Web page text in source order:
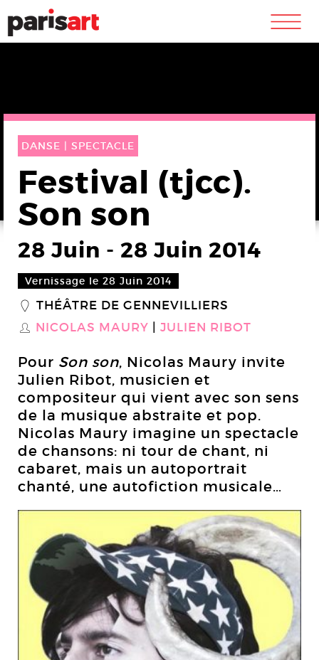
m
DANSE | SPECTACLE
Festival (tjcc).
Son son
28 Juin - 28 Juin 2014
Vernissage le 28 Juin 2014
_ THÉÂTRE DE GENNEVILLIERS
S NICOLAS MAURY JULIEN RIBOT
Pour Son son, Nicolas Maury invite
Julien Ribot, musicien et
compositeur qui vient avec son sens
de la musique abstraite et pop.
Nicolas Maury imagine un spectacle
de chansons: ni tour de chant, ni
cabaret, mais un autoportrait
chanté, une autofiction musicale…